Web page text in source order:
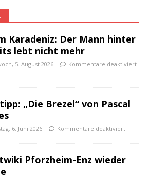
Karadeniz: Der Mann hinter
lebt nicht mehr
5. August 2026 Kommentare deaktiviert
„Die Brezel“ von Pascal
6. Juni 2026 Kommentare deaktiviert
Pforzheim-Enz wieder